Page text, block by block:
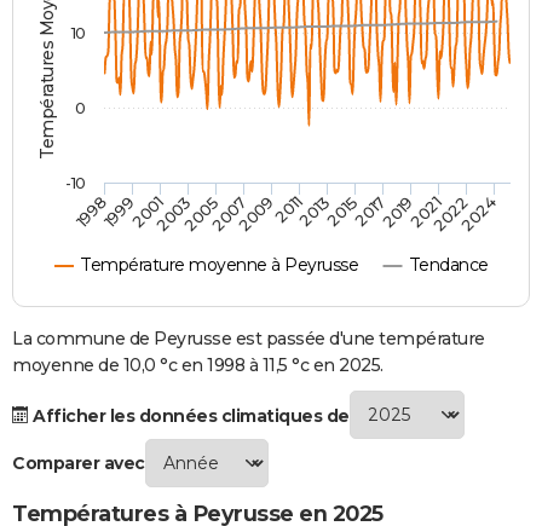
Destinations
City break
Voyage nature
Voyage de noces
Forum
Climat
PHOTO
GUIDES D'ACHAT
BONS PLANS
CARTE DE VOEUX
Carte de Noël
Carte Bonne année
Carte Saint-Valentin
Carte Pâques
Carte d'anniversaire
DICTIONNAIRE
Dictionnaire
Biographies
Citations
Expressions
Proverbes
PROGRAMME TV
S'inscrire
Se connecter
Lycées
Collèges
Primaires
Universités
Entreprises
Service militaire
Avis de recherche
AVIS DE DÉCÈS
FORUM
Bricolage
Lifestyle
Culture
Sport
Auto
Television
Voyage
Cinema
Température moyenne à Peyrusse Tendance
199819992001200320052007200920112013201520172019202120222024
0
10
-10
La commune de Peyrusse est passée d'une température
moyenne de 10,0 °c en 1998 à 11,5 °c en 2025.
Afficher les données climatiques de
Comparer avec
Températures à Peyrusse en 2025